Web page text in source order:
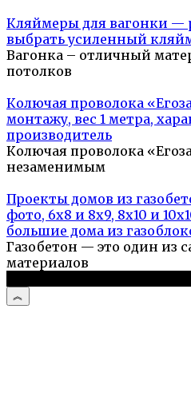
Кляймеры для вагонки —
выбрать усиленный
Вагонка – отличный
потолков
Колючая проволока
монтажу, вес 1 метра,
производитель
Колючая проволока
незаменимым
Проекты домов из
фото, 6х8 и 8х9, 8х10 и
большие дома из
Газобетон — это один из
материалов